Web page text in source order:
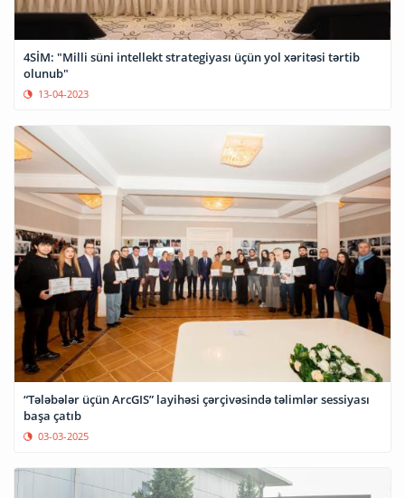
4SİM: "Milli süni intellekt strategiyası üçün yol xəritəsi tərtib
olunub"
13-04-2023
“Tələbələr üçün ArcGIS” layihəsi çərçivəsində təlimlər sessiyası
başa çatıb
03-03-2025